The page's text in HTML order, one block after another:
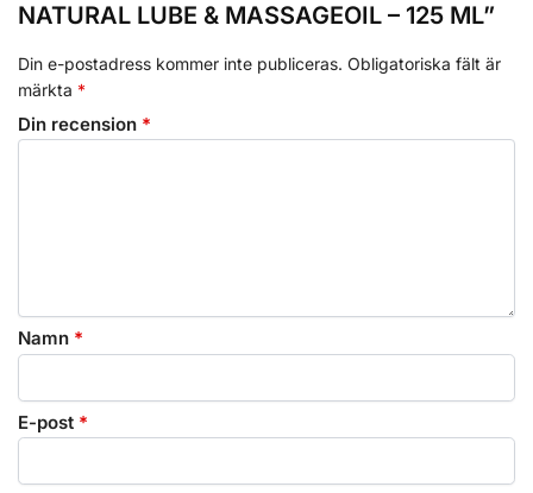
NATURAL LUBE & MASSAGEOIL – 125 ML”
Din e-postadress kommer inte publiceras. Obligatoriska fält är
märkta *
Din recension *
Namn *
E-post *